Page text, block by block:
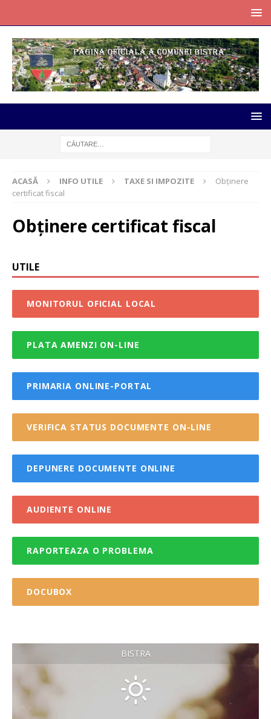
ACASĂ INFO UTILE TAXE SI IMPOZITE
Obținere
certificat fiscal
Obținere certificat fiscal
UTILE
MONITORUL OFICIAL LOCAL
PLATA AMENZI ON-LINE
PRIMARIA ONLINE-PORTAL
VERIFICA STATUS DOCUMENTE ON-LINE
DEPUNERE DOCUMENTE ONLINE
AUDIENTE ONLINE
RAPORTEAZA O PROBLEMA
DOCUBOX
BISTRA